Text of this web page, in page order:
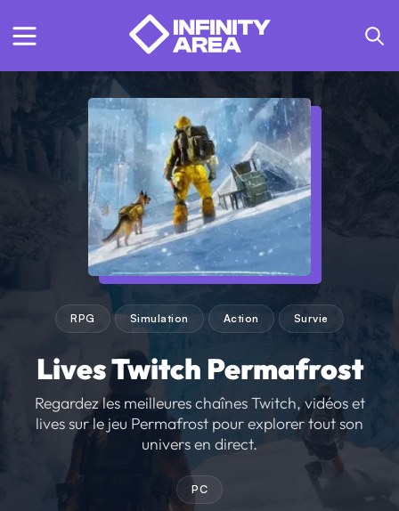
RPG Simulation Action Survie
Lives Twitch Permafrost
Regardez les meilleures chaînes Twitch, vidéos et
lives sur le jeu Permafrost pour explorer tout son
univers en direct.
PC